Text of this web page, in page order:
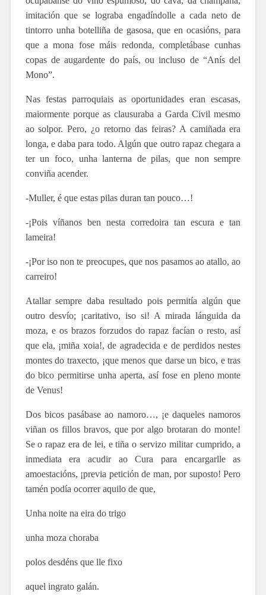
imitación que se lograba engadíndolle a cada neto de
tintorro unha botelliña de gasosa, que en ocasións, para
que a mona fose máis redonda, completábase cunhas
copas de augardente do país, ou incluso de “Anís del
Mono”.
Nas festas parroquiais as oportunidades eran escasas,
maiormente porque as clausuraba a Garda Civil mesmo
ao solpor. Pero, ¿o retorno das feiras? A camiñada era
longa, e daba para todo. Algún que outro rapaz chegara a
ter un foco, unha lanterna de pilas, que non sempre
conviña acender.
-Muller, é que estas pilas duran tan pouco…!
-¡Pois víñanos ben nesta corredoira tan escura e tan
lameira!
-¡Por iso non te preocupes, que nos pasamos ao atallo, ao
carreiro!
Atallar sempre daba resultado pois permitía algún que
outro desvío; ¡caritativo, iso si! A mirada lánguida da
moza, e os brazos forzudos do rapaz facían o resto, así
que ela, ¡miña xoia!, de agradecida e de perdidos nestes
montes do traxecto, ¡que menos que darse un bico, e tras
do bico permitirse unha aperta, así fose en pleno monte
de Venus!
Dos bicos pasábase ao namoro…, ¡e daqueles namoros
viñan os fillos bravos, que por algo brotaran do monte!
Se o rapaz era de lei, e tiña o servizo militar cumprido, a
inmediata era acudir ao Cura para encargarlle as
amoestacións, ¡previa petición de man, por suposto! Pero
tamén podía ocorrer aquilo de que,
Unha noite na eira do trigo
unha moza choraba
polos desdéns que lle fixo
aquel ingrato galán.